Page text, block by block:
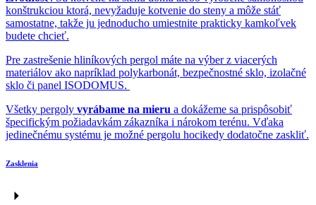
konštrukciou ktorá, nevyžaduje kotvenie do steny a môže stáť
samostatne, takže ju jednoducho umiestnite prakticky kamkoľvek
budete chcieť.
Pre zastrešenie hliníkových pergol máte na výber z viacerých
materiálov ako napríklad polykarbonát, bezpečnostné sklo, izolačné
sklo či panel ISODOMUS.
Všetky pergoly vyrábame na mieru a dokážeme sa prispôsobiť
špecifickým požiadavkám zákazníka i nárokom terénu. Vďaka
jedinečnému systému je možné pergolu hocikedy dodatočne zaskliť.
Zasklenia